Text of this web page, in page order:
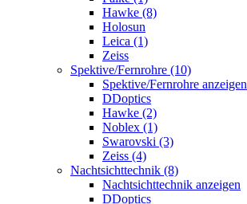
Hawke (8)
Holosun
Leica (1)
Zeiss
Spektive/Fernrohre (10)
Spektive/Fernrohre anzeigen
DDoptics
Hawke (2)
Noblex (1)
Swarovski (3)
Zeiss (4)
Nachtsichttechnik (8)
Nachtsichttechnik anzeigen
DDoptics